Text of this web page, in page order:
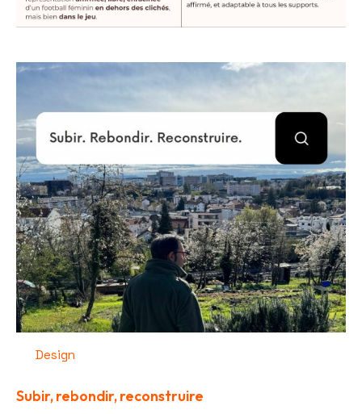
Design
Subir, rebondir, reconstruire